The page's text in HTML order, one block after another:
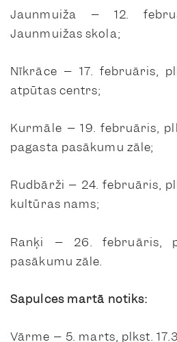
Jaunmuiža – 12.
Jaunmuižas skola;
Nīkrāce – 17. februāris,
atpūtas centrs;
Kurmāle – 19. februāris,
pagasta pasākumu zāle;
Rudbārži – 24. februāris,
kultūras nams;
Ranķi – 26. februāris,
pasākumu zāle.
Sapulces martā notiks:
Vārme – 5. marts, plkst.